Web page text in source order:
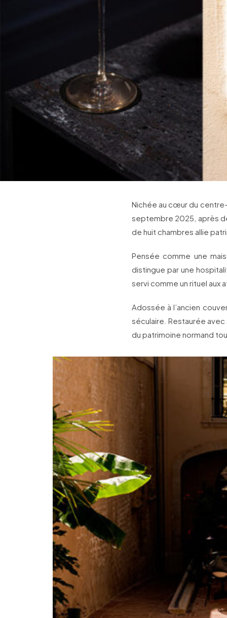
Nichée au cœur du
septembre 2025, après
de huit chambres allie
Pensée comme une
distingue par une
servi comme un rituel aux
Adossée à l’ancien
séculaire. Restaurée
du patrimoine normand